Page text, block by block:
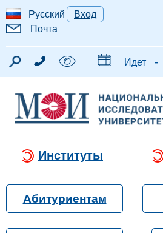
Русский
Вход
Почта
Идет -
Институты
Абитуриентам